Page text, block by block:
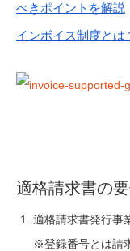
べきポイントを解説
インボイス制度とは
適格請求書の
適格請求書発行事
※登録番号とは請